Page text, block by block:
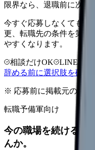
限界なら、退職前に次の
今すぐ応募しなくても大
更、転職先の条件を第三
やすくなります。
相談だけOK LINE相談
辞める前に選択肢を確認
※ 応募前に掲載元の最新
転職予備軍向け
今の職場を続けるか
んか。